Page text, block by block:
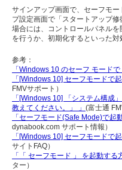
サインアップ画面で、セーフモ
プ設定画面で「スタートアップ
場合には、コントロールパネルを
を行うか、初期化するといった対
参考：
「Windows 10 のセーフ モードで
「[Windows 10] セーフモードで
FMVサポート）
「[Windows 10] 「システム構成
教えてください。」 」 (富士通
「セーフモード(Safe Mode)で起
dynabook.com サポート情報）
「[Windows 10] セーフモードで
サイトFAQ）
「「 セーフモード 」 を起動する
ター）